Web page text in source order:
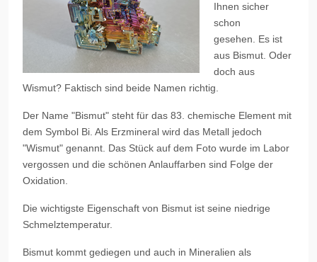
Ihnen sicher
schon
gesehen. Es ist
aus Bismut. Oder
doch aus
Wismut? Faktisch sind beide Namen richtig.
Der Name "Bismut" steht für das 83. chemische Element mit
dem Symbol Bi. Als Erzmineral wird das Metall jedoch
"Wismut" genannt. Das Stück auf dem Foto wurde im Labor
vergossen und die schönen Anlauffarben sind Folge der
Oxidation.
Die wichtigste Eigenschaft von Bismut ist seine niedrige
Schmelztemperatur.
Bismut kommt gediegen und auch in Mineralien als